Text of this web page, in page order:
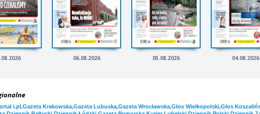
06.08.2026 05.08.2026 04.08.2026
i.pl,Gazeta Krakowska,Gazeta Lubuska,Gazeta Wrocławska,Głos Wielkopolski,Głos